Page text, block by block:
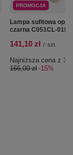
PROMOCJA
Lampa sufitowa
czarna C051CL-01B
141,10 zł / szt.
Najniższa cena z
166,00 zł -15%